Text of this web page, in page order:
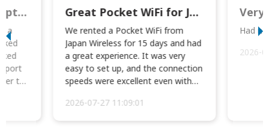
This was wonderful option to a family of four. Everything worked smoothly.
a
to
Great Pocket WiFi for Japan Travel
We rented a Pocket WiFi from
Japan Wireless for 15 days and had
a great experience. It was very
easy to set up, and the connection
speeds were excellent even with
2026-07-27 11:09:01
Very
Had
2026-